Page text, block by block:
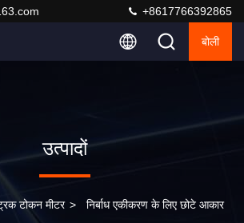
+8617766392865
बोली
उत्पादों
टोकन मीटर > निर्बाध एकीकरण के लिए छोटे आकार